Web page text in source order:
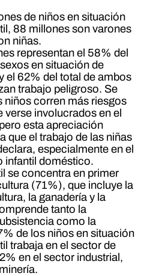
de niños en situación
88 millones son varones
niñas.
representan el 58% del
en situación de
el 62% del total de ambos
trabajo peligroso. Se
niños corren más riesgos
verse involucrados en el
esta apreciación
que el trabajo de las niñas
especialmente en el
infantil doméstico.
se concentra en primer
(71%), que incluye la
la ganadería y la
tanto la
como la
de los niños en situación
trabaja en el sector de
en el sector industrial,